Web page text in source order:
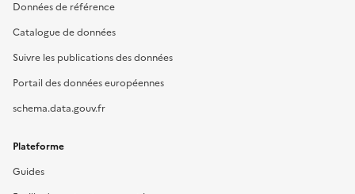
Données de référence
Catalogue de données
Suivre les publications des données
Portail des données européennes
schema.data.gouv.fr
Plateforme
Guides